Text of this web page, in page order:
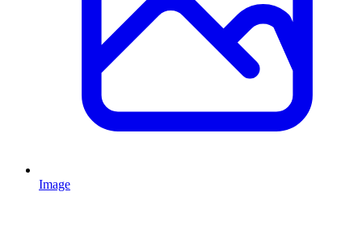
Image